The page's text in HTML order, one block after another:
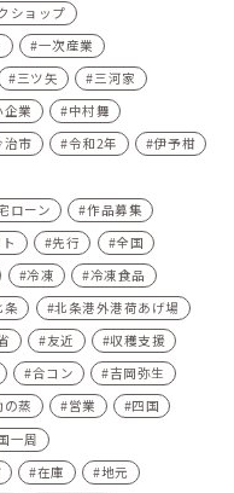
ショップ
一次産業
三ツ矢
三河家
企業
中村舞
治市 令和2年
伊予柑
ローン
作品募集
先行
全国
冷凍
冷凍食品
条
北条港外港荷あげ場
友近
収穫支援
合コン
吉岡弥生
の蒸 営業
四国
一周
在庫
地元